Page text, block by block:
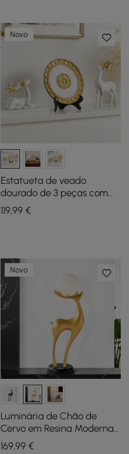
Novo
Estatueta de veado
dourado de 3 peças com
conjunto de pratos
decorativos, esculturas de
119,99€
Novo
Luminária de Chão de
Cervo em Resina Moderna
com Controle Remoto – 76
169,99€